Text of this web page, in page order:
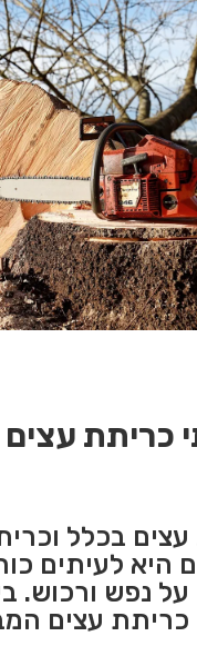
כריתת
בכלל
היא לעיתים
נפש ורכוש.
כריתת עצים